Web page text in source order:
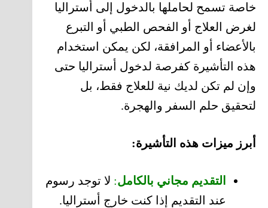
خاصة تسمح لحاملها بالدخول إلى أستراليا
لغرض العلاج أو الفحص الطبي أو التبرع
بالأعضاء أو المرافقة، لكن يمكن استخدام
هذه التأشيرة كفرصة لدخول أستراليا حتى
وإن لم تكن لديك نية للعلاج فقط، بل
لتحقيق حلم السفر والهجرة.
أبرز ميزات هذه التأشيرة:
التقديم مجاني بالكامل: لا توجد رسوم
عند التقديم إذا كنت خارج أستراليا.